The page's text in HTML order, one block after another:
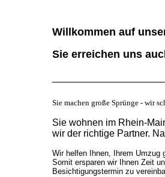
Willkommen auf
Sie erreichen
Sie machen große Sprünge - wir
Sie wohnen im Rhein-
wir der richtige Partner.
Wir helfen Ihnen, Ihrem Umzug
Somit ersparen wir Ihnen Zeit
Besichtigungstermin zu